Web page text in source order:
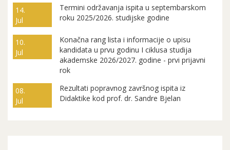
14.
Jul
Termini održavanja ispita u septembarskom
roku 2025/2026. studijske godine
10.
Jul
Konačna rang lista i informacije o upisu
kandidata u prvu godinu I ciklusa studija
akademske 2026/2027. godine - prvi prijavni
rok
08.
Jul
Rezultati popravnog završnog ispita iz
Didaktike kod prof. dr. Sandre Bjelan